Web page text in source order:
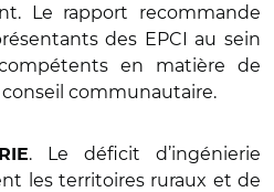
Le rapport recommande
des EPCI au sein
en matière de
communautaire.
. Le déficit d’ingénierie
les territoires ruraux et de